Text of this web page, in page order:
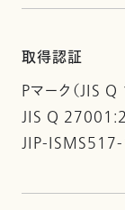
取得認証
Pマーク（JIS
JIS Q
JIP-